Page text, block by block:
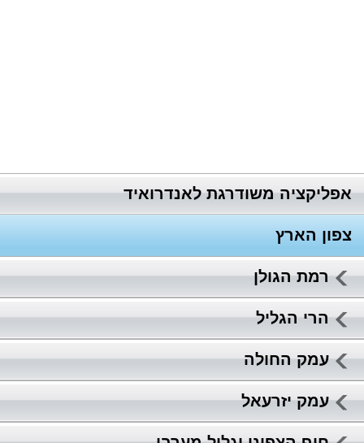
אפליקציה משודרגת לאנדרואיד
צפון הארץ
רמת הגולן
הרי הגליל
עמק החולה
עמק יזרעאל